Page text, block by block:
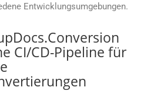
Entwicklungsumgebungen.
CI/CD-Pipeline für